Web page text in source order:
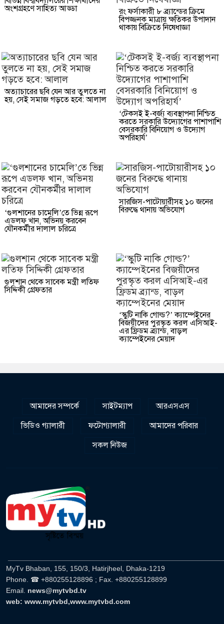
অংশগ্রহণে সাহিত্য আড্ডা
রং ফর্সাকারী ৮ ব্র্যান্ডের ক্রিমে
বিপজ্জনক মাত্রায় ক্ষতিকর উপাদান
থাকায় বিক্রিতে নিষেধাজ্ঞা
অত্যাচারের ছবি যেন আর তুলতে না
হয়, সেই সমাজ গড়তে হবে: আলাল
‘টেকসই ই-বর্জ্য ব্যবস্থাপনা নিশ্চিত
করতে সরকারি উদ্যোগের পাশাপাশি
বেসরকারি বিনিয়োগ ও উদ্যোগ
অপরিহার্য’
‘গুলশানের চামেলি’তে ভিন্ন রূপে
এডলফ খান, অভিনয় করবেন
যৌনকর্মীর দালাল চরিত্রে
সারজিস-পাটোয়ারীসহ ১০ জনের
বিরুদ্ধে থানায় অভিযোগ
গুলশান থেকে সাবেক মন্ত্রী লতিফ
সিদ্দিকী গ্রেফতার
‘স্কুটি নাকি গোল্ড?’ ক্যাম্পেইনের
বিজয়ীদের পুরস্কৃত করল এসিআই-
এর ফ্রিডম ব্র্যান্ড, বাড়ল
ক্যাম্পেইনের মেয়াদ
আমাদের সম্পর্কে সাইটম্যাপ
আরএসএস
ভিডিও গ্যালারী
ফটোগ্যালারী
আমাদের পরিবার
সকল নিউজ
MyTv Bhaban, 155, 150/3, Hatirjheel, Dhaka-1219
Phone. ☎ +880255128896 ; Fax. +880255128899
Email. news@mytvbd.tv
web: www.mytvbd,www.mytvbd.com